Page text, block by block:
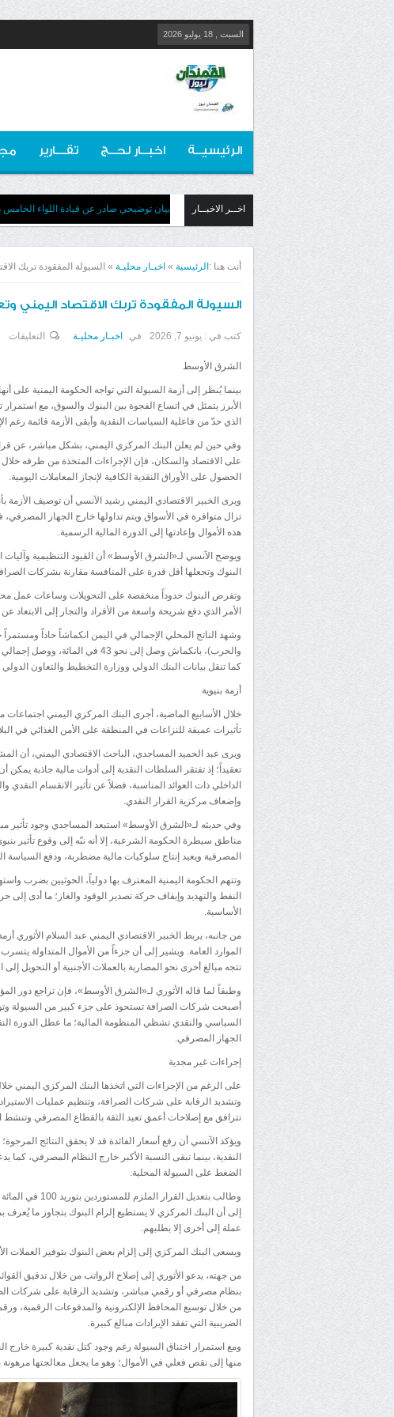
السبت , 18 يوليو 2026
الرئيسيــة اخبــار لحــج تقـــارير
اخــر الاخبــار ​بيان توضيحي صادر عن قيادة اللواء
أنت هنا : الرئيسية » اخبـار محليـة » السيولة المفقودة تربك
السيولة المفقودة تربك الاقتصاد اليمني
كتب في : يونيو 7, 2026 في اخبـار محليـة التعليقات
الشرق الأوسط
بينما يُنظر إلى أزمة السيولة التي تواجه الحكومة اليمنية على
الأبرز يتمثل في اتساع الفجوة بين البنوك والسوق، مع
الذي حدّ من فاعلية السياسات النقدية وأبقى الأزمة قائمة رغم
وفي حين لم يعلن البنك المركزي اليمني، بشكل مباشر، عن
على الاقتصاد والسكان، فإن الإجراءات المتخذة من طرفه خلال
الحصول على الأوراق النقدية الكافية لإنجاز المعاملات اليومية.
ويرى الخبير الاقتصادي اليمني رشيد الآنسي أن توصيف الأزمة
تزال متوافرة في الأسواق ويتم تداولها خارج الجهاز
هذه الأموال وإعادتها إلى الدورة المالية الرسمية.
ويوضح الآنسي لـ«الشرق الأوسط» أن القيود التنظيمية
البنوك وتجعلها أقل قدرة على المنافسة مقارنة بشركات
وتفرض البنوك حدوداً منخفضة على التحويلات وساعات عمل
الأمر الذي دفع شريحة واسعة من الأفراد والتجار إلى الابتعاد
كما تنقل بيانات البنك الدولي ووزارة التخطيط والتعاون الدولي
أزمة بنيوية
خلال الأسابيع الماضية، أجرى البنك المركزي اليمني
تأثيرات عميقة للنزاعات في المنطقة على الأمن الغذائي في
ويرى عبد الحميد المساجدي، الباحث الاقتصادي اليمني، أن
تعقيداً؛ إذ تفتقر السلطات النقدية إلى أدوات مالية جاذبة
الداخلي ذات العوائد المناسبة، فضلاً عن تأثير الانقسام
وإضعاف مركزية القرار النقدي.
وفي حديثه لـ«الشرق الأوسط» استبعد المساجدي وجود تأثير
مناطق سيطرة الحكومة الشرعية، إلا أنه نبّه إلى وقوع تأثير
المصرفية ويعيد إنتاج سلوكيات مالية مضطربة، ودفع السياسة
وتتهم الحكومة اليمنية المعترف بها دولياً، الحوثيين بضرب
النفط والتهديد وإيقاف حركة تصدير الوقود والغاز؛ ما أدى
الأساسية.
من جانبه، يربط الخبير الاقتصادي اليمني عبد السلام
الموارد العامة. ويشير إلى أن جزءاً من الأموال المتداولة
تتجه مبالغ أخرى نحو المضاربة بالعملات الأجنبية أو التحويل إلى
وطبقاً لما قاله الأثوري لـ«الشرق الأوسط»، فإن تراجع دور
أصبحت شركات الصرافة تستحوذ على جزء كبير من السيولة
السياسي والنقدي تشظي المنظومة المالية؛ ما عطل الدورة
الجهاز المصرفي.
إجراءات غير مجدية
على الرغم من الإجراءات التي اتخذها البنك المركزي اليمني
وتشديد الرقابة على شركات الصرافة، وتنظيم عمليات
تترافق مع إصلاحات أعمق تعيد الثقة بالقطاع المصرفي وتنشط
ويؤكد الآنسي أن رفع أسعار الفائدة قد لا يحقق النتائج
النقدية، بينما تبقى النسبة الأكبر خارج النظام المصرفي،
الضغط على السيولة المحلية.
وطالب بتعديل
إلى أن البنك المركزي لا يستطيع إلزام البنوك بتجاوز ما
عملة إلى أخرى إلا بطلبهم.
ويسعى البنك المركزي إلى إلزام بعض البنوك بتوفير العملات
من جهته، يدعو الأثوري إلى إصلاح الرواتب من خلال تدقيق
بنظام مصرفي أو رقمي مباشر، وتشديد الرقابة على شركات
من خلال توسيع المحافظ الإلكترونية والمدفوعات الرقمية،
الضريبية التي تفقد الإيرادات مبالغ كبيرة.
ومع استمرار اختناق السيولة رغم وجود كتل نقدية كبيرة خارج
منها إلى نقص فعلي في الأموال؛ وهو ما يجعل معالجتها مرهونة